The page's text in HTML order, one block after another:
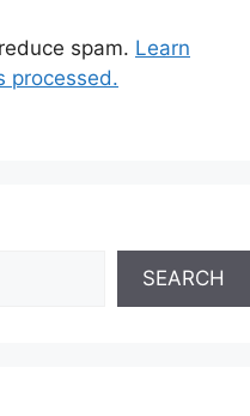
spam. Learn
processed.
SEARCH